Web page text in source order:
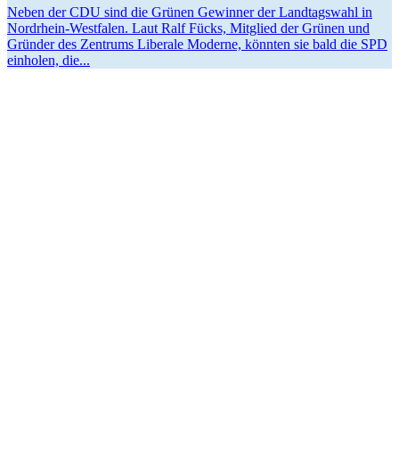
Neben der CDU sind die Grünen Gewinner der Landtagswahl in
Nordrhein-Westfalen. Laut Ralf Fücks, Mitglied der Grünen und
Gründer des Zentrums Liberale Moderne, könnten sie bald die SPD
einholen, die...